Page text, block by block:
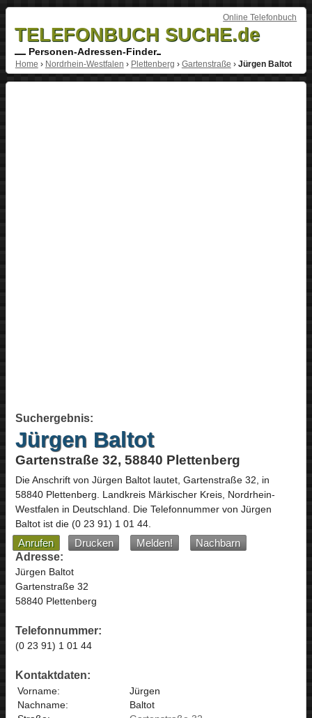
Online Telefonbuch
TELEFONBUCH SUCHE.de
Personen-Adressen-Finder
Home › Nordrhein-Westfalen › Plettenberg › Gartenstraße › Jürgen Baltot
Suchergebnis:
Jürgen Baltot
Gartenstraße 32, 58840 Plettenberg
Die Anschrift von Jürgen Baltotlautet, Gartenstraße 32, in
58840 Plettenberg. Landkreis Märkischer Kreis, Nordrhein-
Westfalen in Deutschland. Die Telefonnummer von Jürgen
Baltot ist die (0 23 91) 1 01 44.
Anrufen Drucken Melden!
Nachbarn
Adresse:
Jürgen Baltot
Gartenstraße 32
58840 Plettenberg
Telefonnummer:
(0 23 91) 1 01 44
Kontaktdaten:
Vorname:
Jürgen
Nachname:
Baltot